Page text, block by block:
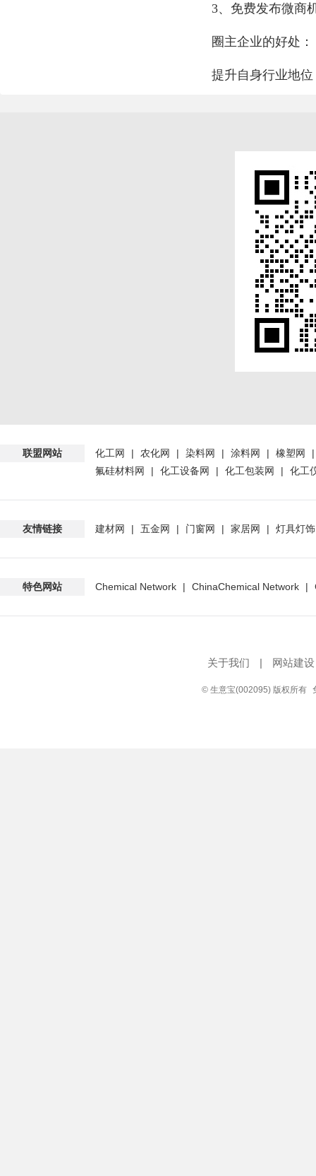
3、免费发布微商
圈主企业的好处：
提升自身行业地
联盟网站 化工网 | 农化网 | 染料网 | 涂料网 | 橡塑网
氟硅材料网
| 化工设备网 | 化工包装网 | 化工
友情链接 建材网 | 五金网 | 门窗网 | 家居网 | 灯具灯
特色网站 Chemical Network | ChinaChemical Network |
关于我们 | 网站建设
© 生意宝(002095) 版权所有